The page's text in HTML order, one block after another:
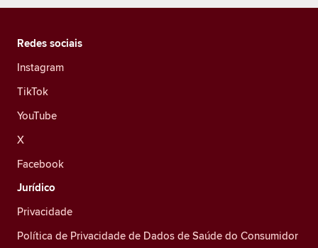
Redes sociais
Instagram
TikTok
YouTube
X
Facebook
Jurídico
Privacidade
Política de Privacidade de Dados de Saúde do Consumidor